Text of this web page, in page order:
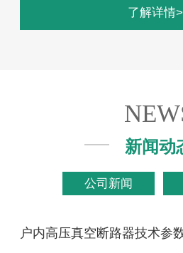
了解详情
新闻动
公司新闻
户内高压真空断路器技术参